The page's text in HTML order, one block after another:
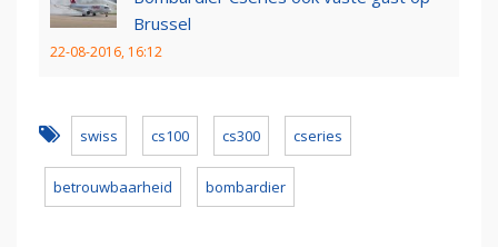
Brussel
22-08-2016, 16:12
swiss cs100 cs300 cseries
betrouwbaarheid bombardier